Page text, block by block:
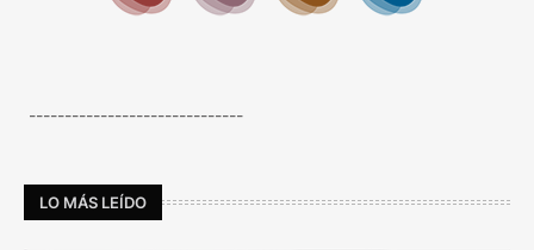
------------------------------
LO MÁS LEÍDO